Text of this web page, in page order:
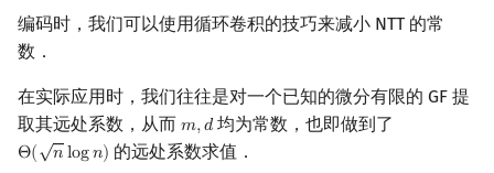
编码时，我们可以使用循环卷积的技巧来减小 NTT 的常
数．
在实际应用时，我们往往是对一个已知的微分有限的 GF 提
取其远处系数，从而 𝑚,𝑑
m,d均为常数，也即做到了
Θ(
√
𝑛log𝑛)
Θ(nlogn) 的远处系数求值．